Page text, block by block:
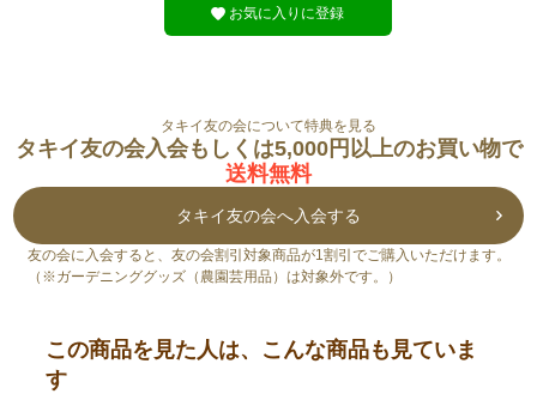
お気に入りに登録
タキイ友の会について特典を見る
タキイ友の会入会もしくは5,000円以上のお買い物で
送料無料
タキイ友の会へ入会する
友の会に入会すると、友の会割引対象商品が1割引でご購入いただけます。
（※ガーデニンググッズ（農園芸用品）は対象外です。）
この商品を見た人は、こんな商品も見ていま
す